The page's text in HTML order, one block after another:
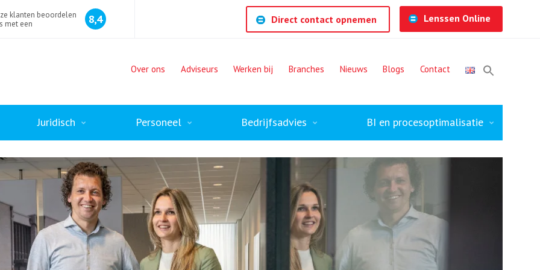
klanten beoordelen
met een
8,4 Direct contact opnemen Lenssen Online
Over ons Adviseurs Werken bij Branches Nieuws Blogs Contact
Juridisch Personeel Bedrijfsadvies BI en procesoptimalisatie